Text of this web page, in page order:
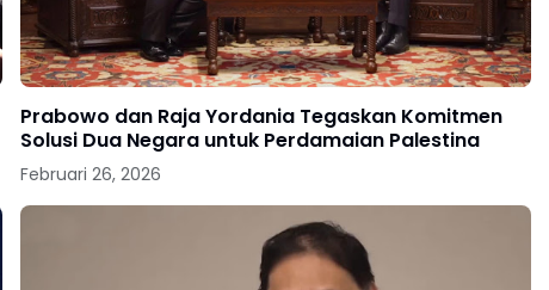
Prabowo dan Raja Yordania Tegaskan Komitmen
Solusi Dua Negara untuk Perdamaian Palestina
Februari 26, 2026